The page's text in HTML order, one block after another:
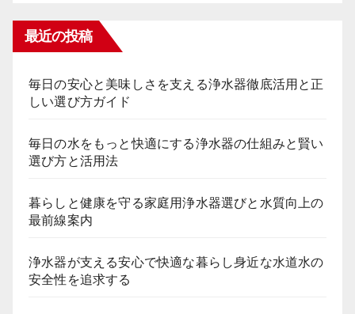
送
り
最近の投稿
毎日の安心と美味しさを支える浄水器徹底活用と正
しい選び方ガイド
毎日の水をもっと快適にする浄水器の仕組みと賢い
選び方と活用法
暮らしと健康を守る家庭用浄水器選びと水質向上の
最前線案内
浄水器が支える安心で快適な暮らし身近な水道水の
安全性を追求する